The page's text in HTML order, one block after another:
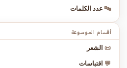
🔤 عدد الكلمات
أقسام الموسوعة
📜 الشعر
💬 اقتباسات